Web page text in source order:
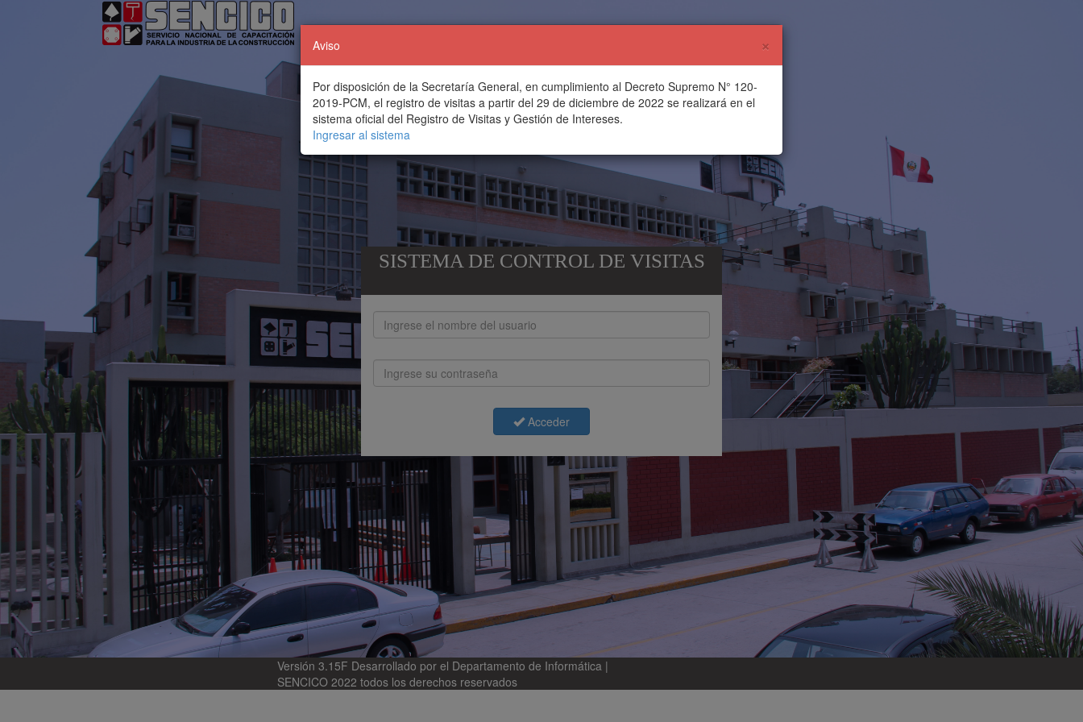
SISTEMA DE CONTROL DE VISITAS
Acceder
Versión 3.15F Desarrollado por el Departamento de Informática |
SENCICO 2022 todos los derechos reservados
×
Aviso
Por disposición de la Secretaría General, en cumplimiento al Decreto Supremo N° 120-
2019-PCM, el registro de visitas a partir del 29 de diciembre de 2022 se realizará en el
sistema oficial del Registro de Visitas y Gestión de Intereses.
Ingresar al sistema